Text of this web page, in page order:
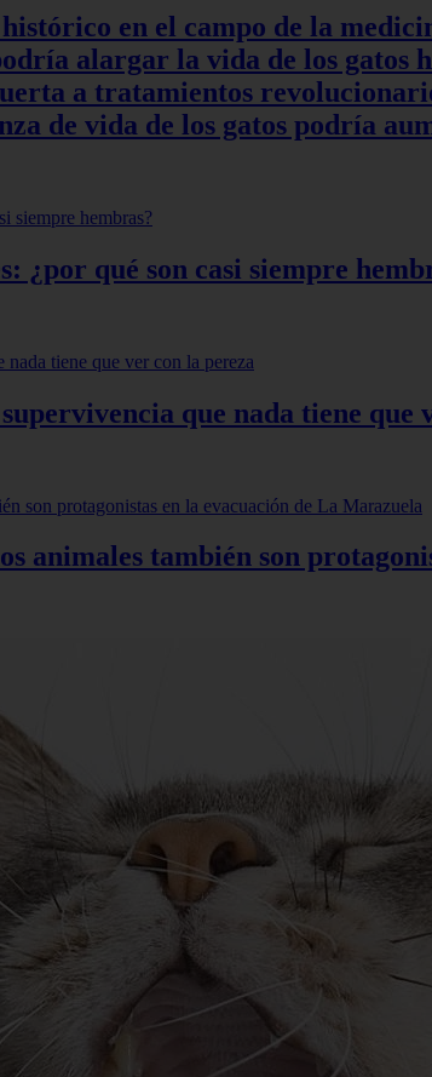
en el campo de la
alargar la vida de los
a tratamientos
de vida de los gatos podría
¿por qué son casi siempre
que nada tiene que
animales también son